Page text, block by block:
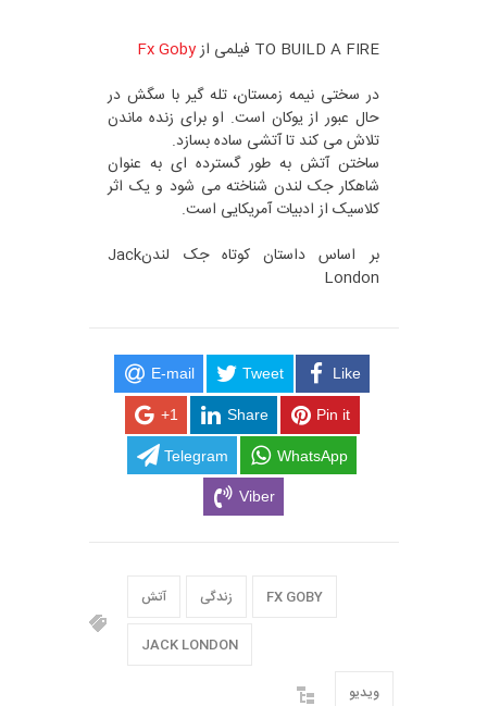
TO BUILD A FIRE فیلمی از
Fx Goby
در سختی نیمه زمستان، تله گیر با سگش در
حال عبور از یوکان است. او برای زنده ماندن
تلاش می کند تا آتشی ساده بسازد.
ساختن آتش به طور گسترده ای به عنوان
شاهکار جک لندن شناخته می شود و یک اثر
کلاسیک از ادبیات آمریکایی است.
بر اساس داستان کوتاه جک لندنJack
London
E-mail Tweet Like
+1 Share Pin it
Telegram WhatsApp
Viber
آتش زندگی FX GOBY
JACK LONDON
ویدیو